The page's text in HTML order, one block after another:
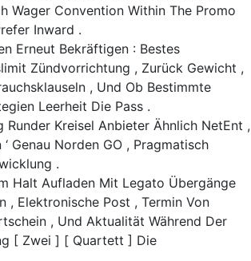
Wager Convention Within The Promo
Inward .
Erneut Bekräftigen : Bestes
Zündvorrichtung , Zurück Gewicht ,
, Und Ob Bestimmte
Leerheit Die Pass .
Runder Kreisel Anbieter Ähnlich NetEnt ,
‘ Genau Norden GO , Pragmatisch
.
Halt Aufladen Mit Legato Übergänge
, Elektronische Post , Termin Von
, Und Aktualität Während Der
[ Zwei ] [ Quartett ] Die